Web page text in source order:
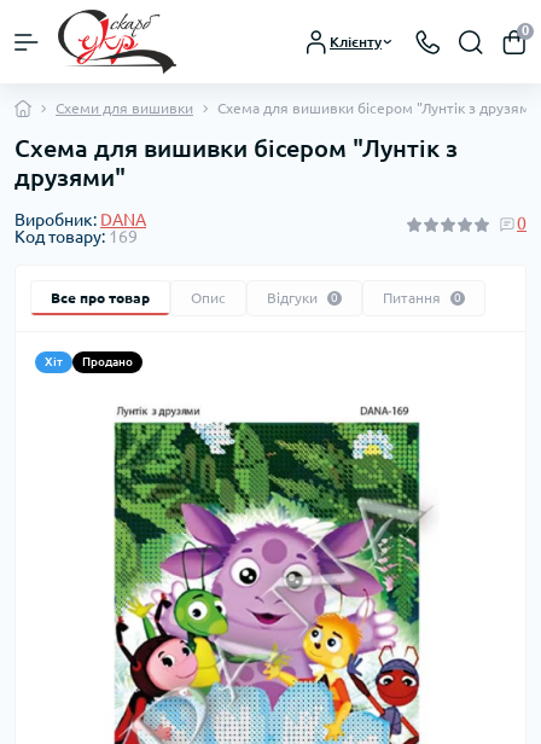
Клієнту
0
Схеми для вишивки Схема для вишивки бісером "Лунтік з
Схема для вишивки бісером "Лунтік з
друзями"
Виробник: DANA
Код товару: 169
0
Все про товар Опис Відгуки 0 Питання 0
Хіт Продано